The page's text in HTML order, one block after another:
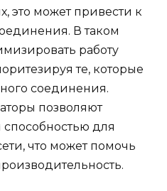
это может привести к
В таком
работу
те, которые
соединения.
позволяют
для
что может помочь